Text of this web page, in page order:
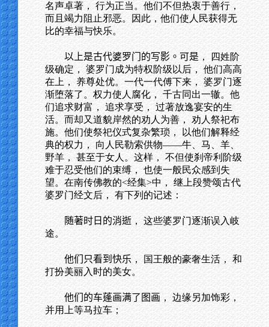
名声卓著， 行为正当。他们不但热衷于善行，
而且竭力阻止邪恶。因此，他们使人民获得无
比的幸福与快乐。
以上是古代婆罗门的写影。可是， 四姓阶
级确定， 婆罗门成为特权阶级以后， 他们高高
在上， 养尊处优。一代一代傅下来， 婆罗门逐
渐堕落了。权力使人腐化， 千古同出一辙。他
们追求财富， 追求享受， 过著放逸宴安的生
活。而却又道貌岸然的劝人为善， 劝人祭祀布
施。他们使祭祀仪式复杂繁琐， 以他们解释经
典的权力， 向人民勒索供物——牛、马、羊、
野羊， 甚至于女人。这样， 不但使刹帝利阶级
难于忍受他们的束缚， 也使一般民众感到失
望。在南传佛教的<经集>中， 继上段赞颂古代
婆罗门经文后， 有下列的记述：
随著时日的消逝 ， 这些婆罗门逐渐误入岐
途。
他们只看到快乐 ， 国王般的豪奢生活， 和
打扮美丽入时的美女。
他们的车蓬画满了图画 ， 边缘另加饰彩，
并用上等马拉车；